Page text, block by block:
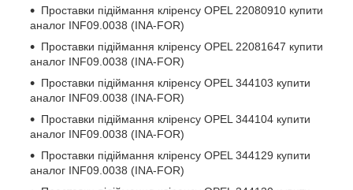
Проставки підіймання кліренсу OPEL 22080910 купити
аналог INF09.0038 (INA-FOR)
Проставки підіймання кліренсу OPEL 22081647 купити
аналог INF09.0038 (INA-FOR)
Проставки підіймання кліренсу OPEL 344103 купити
аналог INF09.0038 (INA-FOR)
Проставки підіймання кліренсу OPEL 344104 купити
аналог INF09.0038 (INA-FOR)
Проставки підіймання кліренсу OPEL 344129 купити
аналог INF09.0038 (INA-FOR)